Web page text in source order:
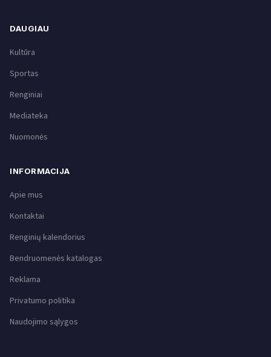
DAUGIAU
Kultūra
Sportas
Renginiai
Mediateka
Nuomonės
INFORMACIJA
Apie mus
Kontaktai
Renginių kalendorius
Bendruomenės katalogas
Reklama
Privatumo politika
Naudojimo sąlygos